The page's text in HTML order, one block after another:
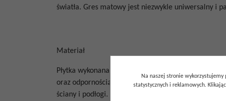
światła. Gres matowy jest niezwykle uniwersalny i
Materiał
Płytka wykonana z wytrzymałego gresu
oraz odpornością na mróz. Dzięki niskiej
ściany i podłogi.
Na naszej stronie
statystycznych i reklamowych.